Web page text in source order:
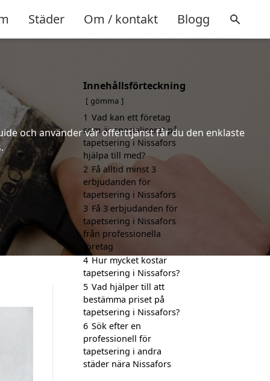
Städer Om / kontakt Blogg
och använder vår offerttjänst får du den enklaste
Innehållsförteckning
gömma
1 Vad kan ett företag
som är specialiserat på
tapetsering i Nissafors
hjälpa till med?
2 Få alltid minst 3
erbjudanden för
tapetsering i Nissafors
3 Få 3 erbjudanden för
tapetsering i Nissafors
från professionella
företag
4 Hur mycket kostar
tapetsering i Nissafors?
5 Vad hjälper till att
bestämma priset på
tapetsering i Nissafors?
6 Sök efter en
professionell för
tapetsering i andra
städer nära Nissafors